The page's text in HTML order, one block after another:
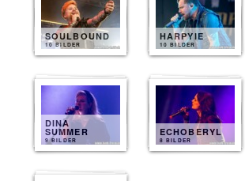
SOULBOUND
10 BILDER
HARPYIE
10 BILDER
DINA
SUMMER
9 BILDER
ECHOBERYL
8 BILDER